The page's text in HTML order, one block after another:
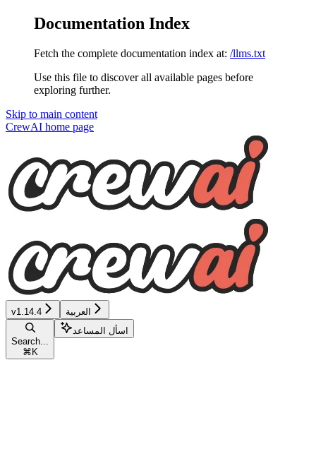
Documentation Index
Fetch the complete documentation index at: /llms.txt
Use this file to discover all available pages before
exploring further.
Skip to main content
CrewAI home page
v1.14.4 العربية
Search...
⌘ K
اسأل المساعد